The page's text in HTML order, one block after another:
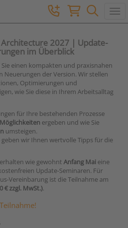
Architecture 2027 | Update-
im Überblick
einen kompakten und praxisnahen
Neuerungen der Version. Wir stellen
Optimierungen und
wie Sie diese in Ihrem Arbeitsalltag
für Ihre bestehenden Prozesse
ergeben und wie Sie
umsteigen.
wir Ihnen wertvolle Tipps für die
wie gewohnt Anfang Mai eine
Update-Seminaren. Für
Vereinbarung ist die Teilnahme am
€ zzgl. MwSt.).